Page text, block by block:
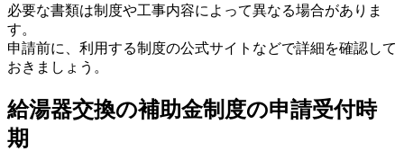
必要な書類は制度や工事内容によって異なる場合がありま
す。
申請前に、利用する制度の公式サイトなどで詳細を確認して
おきましょう。
給湯器交換の補助金制度の申請受付時
期